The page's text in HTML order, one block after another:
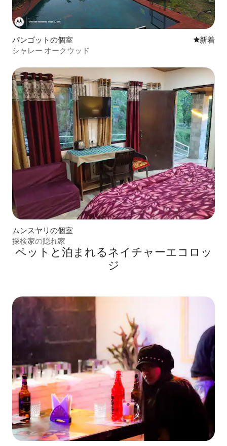
パンゴットの個室 新しい宿
新着
シャレー オークウッド
ムンスヤリの個室
探検家の隠れ家
ペットと泊まれるネイチャーエコロッ
ジ